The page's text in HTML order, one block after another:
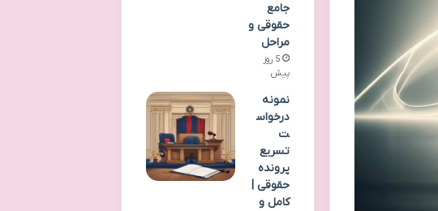
جامع
حقوقی و
مراحل
5 روز
پیش
نمونه
درخواس
ت
تسریع
پرونده
حقوقی |
کامل و